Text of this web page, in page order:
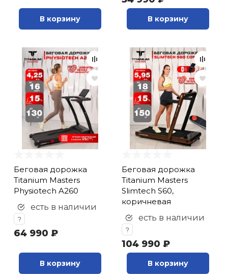
В корзину В корзину
Беговая дорожка
Titanium Masters
Physiotech A260
есть в наличии
?
64 990 ₽
В корзину
Беговая дорожка
Titanium Masters
Slimtech S60,
коричневая
есть в наличии
?
104 990 ₽
В корзину